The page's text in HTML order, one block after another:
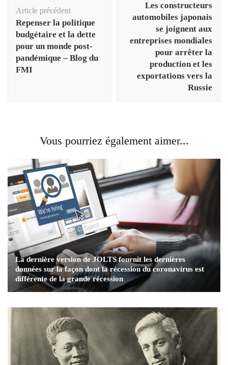
Article précédent
Repenser la politique
budgétaire et la dette
pour un monde post-
pandémique – Blog du
FMI
Les constructeurs
automobiles japonais
se joignent aux
entreprises mondiales
pour arrêter la
production et les
exportations vers la
Russie
Vous pourriez également aimer...
La dernière version de JOLTS fournit les dernières
données sur la façon dont la récession du coronavirus est
différente de la grande récession